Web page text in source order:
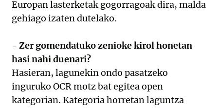
Europan lasterketak gogorragoak dira, malda
gehiago izaten dutelako.
- Zer gomendatuko zenioke kirol honetan
hasi nahi duenari?
Hasieran, lagunekin ondo pasatzeko
inguruko OCR motz bat egitea open
kategorian. Kategoria horretan laguntza